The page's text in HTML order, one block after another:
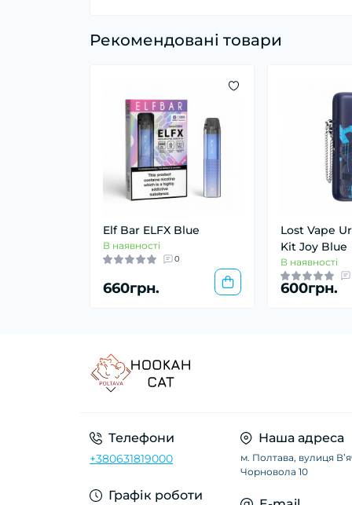
Рекомендовані товари
Elf Bar ELFX Blue
В наявності
0
660грн.
Lost Vape
Kit Joy Blue
В наявності
600грн.
Телефони
+380631819000
Графік роботи
Наша адреса
м. Полтава, вулиця
Чорновола 10